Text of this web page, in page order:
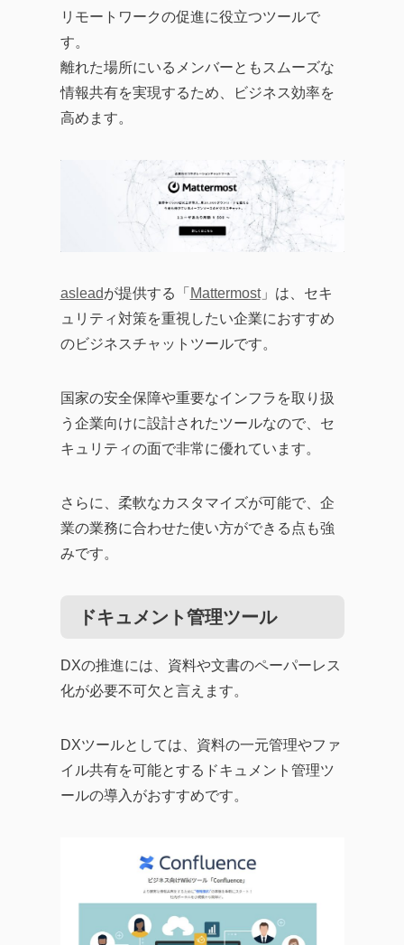
リモートワークの促進に役立つツールで
す。
離れた場所にいるメンバーともスムーズな
情報共有を実現するため、ビジネス効率を
高めます。
asleadが提供する「 Mattermost」は、セキ
ュリティ対策を重視したい企業におすすめ
のビジネスチャットツールです。
国家の安全保障や重要なインフラを取り扱
う企業向けに設計されたツールなので、セ
キュリティの面で非常に優れています。
さらに、柔軟なカスタマイズが可能で、企
業の業務に合わせた使い方ができる点も強
みです。
ドキュメント管理ツール
DXの推進には、資料や文書のペーパーレス
化が必要不可欠と言えます。
DXツールとしては、資料の一元管理やファ
イル共有を可能とするドキュメント管理ツ
ールの導入がおすすめです。